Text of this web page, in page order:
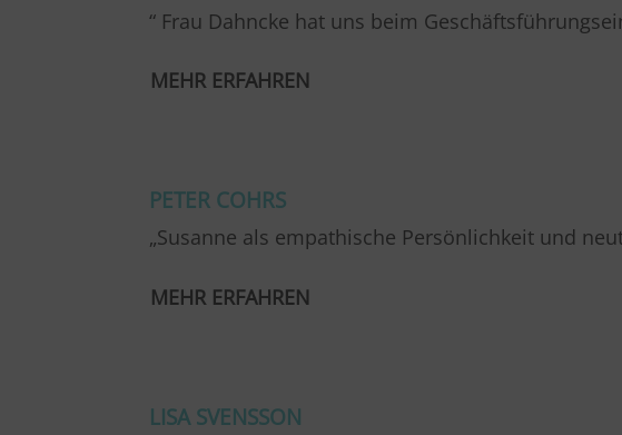
“ Frau Dahncke hat uns beim
MEHR ERFAHREN
PETER COHRS
„Susanne als empathische Persönlichkeit und
MEHR ERFAHREN
LISA SVENSSON